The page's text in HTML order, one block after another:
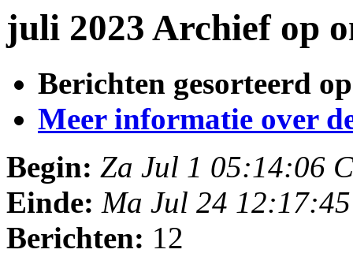
juli 2023 Archief op
Berichten gesorteerd
Meer informatie over
Begin: Za Jul 1 05:14:06
Einde: Ma Jul 24
Berichten: 12